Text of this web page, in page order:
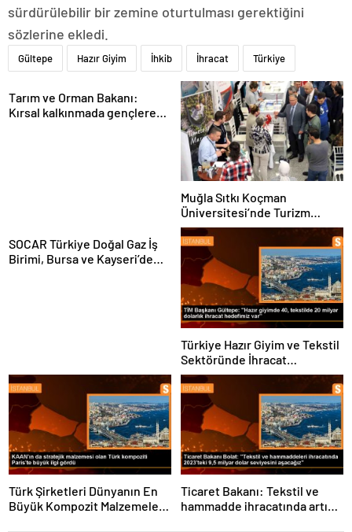
sürdürülebilir bir zemine oturtulması gerektiğini
sözlerine ekledi.
Gültepe Hazır Giyim İhkib İhracat Türkiye
Tarım ve Orman Bakanı:
Kırsal kalkınmada gençlere
Muğla Sıtkı Koçman
Üniversitesi’nde Turizm
Sektörü ve Öğrenciler
Buluştu
SOCAR Türkiye Doğal Gaz İş
Birimi, Bursa ve Kayseri’de
Türkiye Hazır Giyim ve Tekstil
Sektöründe İhracat
Hedeflerini Açıkladı
Türk Şirketleri Dünyanın En
Büyük Kompozit Malzemeler
Ticaret Bakanı: Tekstil ve
hammadde ihracatında artış